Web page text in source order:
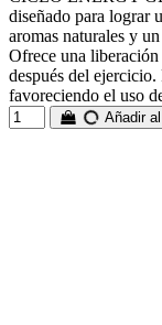
diseñado para lograr
aromas naturales y
Ofrece una liberación
después del
favoreciendo el uso
Añadir